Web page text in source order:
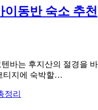
동반 숙소 추천
바는 후지산의 절경을
티지에 숙박할…